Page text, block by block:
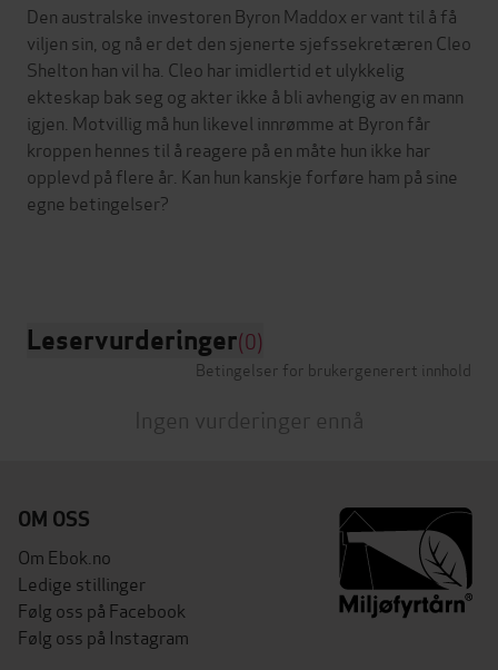
Den australske investoren Byron Maddox er vant til å få
viljen sin, og nå er det den sjenerte sjefssekretæren Cleo
Shelton han vil ha. Cleo har imidlertid et ulykkelig
ekteskap bak seg og akter ikke å bli avhengig av en mann
igjen. Motvillig må hun likevel innrømme at Byron får
kroppen hennes til å reagere på en måte hun ikke har
opplevd på flere år. Kan hun kanskje forføre ham på sine
egne betingelser?
Leservurderinger(0)
Betingelser for brukergenerert innhold
Ingen vurderinger ennå
OM OSS
Om Ebok.no
Ledige stillinger
Følg oss på Facebook
Følg oss på Instagram